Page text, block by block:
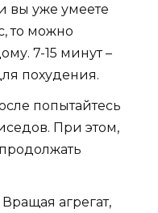
вы уже умеете
то можно
7-15 минут –
похудения.
попытайтесь
При этом,
агрегат,